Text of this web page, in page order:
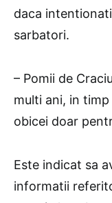
daca
sarbatori.
– Pomii de
multi ani, in
obicei doar
Este indicat sa
informatii